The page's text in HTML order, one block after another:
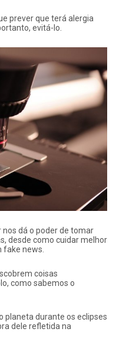
prever que terá alergia
evitá-lo.
dá o poder de tomar
desde como cuidar melhor
fake news.
coisas
como sabemos o
planeta durante os eclipses
dele refletida na